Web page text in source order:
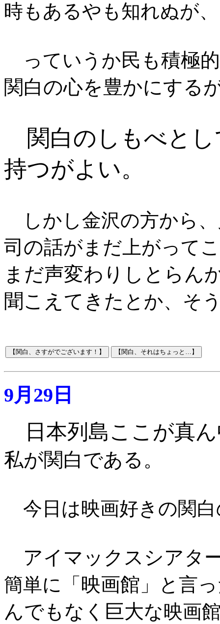
時もあるやも知れぬが
っていうか民も積極
関白の心を豊かにする
関白のしもべとし
持つがよい。
しかし金沢の方から、
司の話がまだ上がって
まだ声変わりしとらん
聞こえてきた とか、そ
9月29日
日本列島ここが真
私が関白である。
今日は映画好きの関
アイマックスシアタ
簡単に「 映画館 」と言
んでもなく巨大な映画